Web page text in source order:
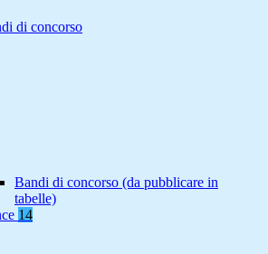
di concorso
Bandi di concorso (da pubblicare in
tabelle)
14